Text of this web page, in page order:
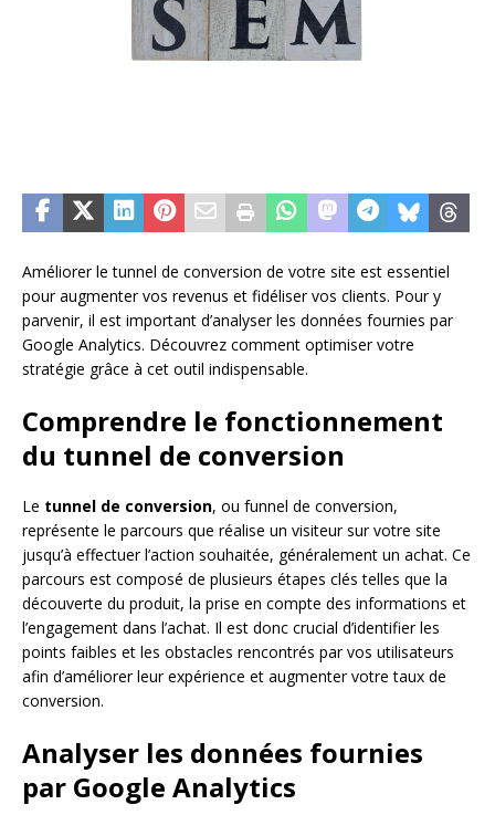
Améliorer le tunnel de conversion de votre site est essentiel
pour augmenter vos revenus et fidéliser vos clients. Pour y
parvenir, il est important d’analyser les données fournies par
Google Analytics. Découvrez comment optimiser votre
stratégie grâce à cet outil indispensable.
Comprendre le fonctionnement
du tunnel de conversion
Le tunnel de conversion, ou funnel de conversion,
représente le parcours que réalise un visiteur sur votre site
jusqu’à effectuer l’action souhaitée, généralement un achat. Ce
parcours est composé de plusieurs étapes clés telles que la
découverte du produit, la prise en compte des informations et
l’engagement dans l’achat. Il est donc crucial d’identifier les
points faibles et les obstacles rencontrés par vos utilisateurs
afin d’améliorer leur expérience et augmenter votre taux de
conversion.
Analyser les données fournies
par Google Analytics